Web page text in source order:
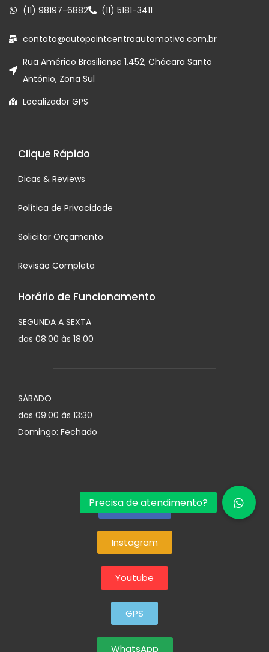
(11) 98197-6882 (11) 5181-3411
contato@autopointcentroautomotivo.com.br
Rua Américo Brasiliense 1.452, Chácara Santo
Antônio, Zona Sul
Localizador GPS
Clique Rápido
Dicas & Reviews
Política de Privacidade
Solicitar Orçamento
Revisão Completa
Horário de Funcionamento
SEGUNDA A SEXTA
das 08:00 às 18:00
SÁBADO
das 09:00 às 13:30
Domingo: Fechado
Facebook
Instagram
Youtube
GPS
WhatsApp